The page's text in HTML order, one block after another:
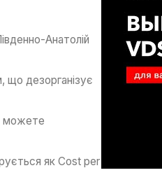
Анатолій
що дезорганізує
можете
як Cost per